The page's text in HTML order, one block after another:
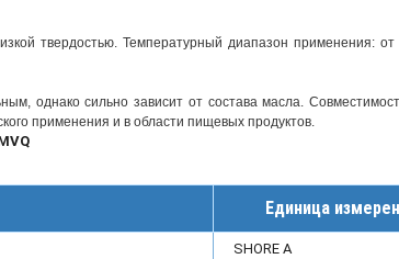
твердостью. Температурный диапазон применения:
однако сильно зависит от состава масла.
применения и в области пищевых продуктов.
Единица
SHORE A